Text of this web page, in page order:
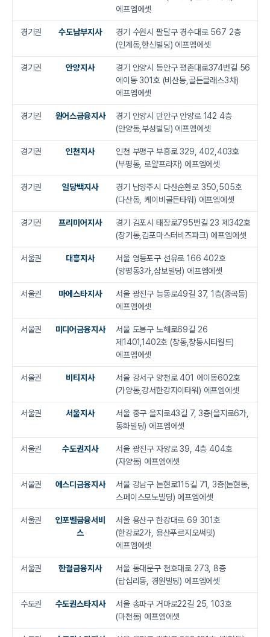
에프엠에셋
경기권 수도남부지사
경기 수원시 팔달구 경수대로 567 2층
(인계동,한신빌딩) 에프엠에셋
경기권 안양지사
경기 안양시 동안구 평촌대로374번길 56
에이동 301호 (비산동,골든클래스3차)
에프엠에셋
경기권 원어스금융지사
경기 안양시 만안구 안양로 142 4층
(안양동,부성빌딩) 에프엠에셋
경기권 인천지사
인천 부평구 부흥로 329, 402,403호
(부평동, 로얄프라자) 에프엠에셋
경기권 일당백지사
경기 남양주시 다산순환로 350,505호
(다산동, 케이비골든타워) 에프엠에셋
경기권 프리미어지사
경기 김포시 태장로795번길 23 제342호
(장기동,김포마스터비즈파크) 에프엠에셋
서울권 대흥지사
서울 영등포구 선유로 166 402호
(양평동3가,삼보빌딩) 에프엠에셋
서울권 마에스타지사
서울 광진구 능동로49길 37, 1층(중곡동)
에프엠에셋
서울권 미디어금융지사
서울 도봉구 노해로69길 26
제1401,1402호 (창동,창동시티월드)
에프엠에셋
서울권 비티지사
서울 강서구 양천로 401 에이동602호
(가양동,강서한강자이타워) 에프엠에셋
서울권 서울지사
서울 중구 을지로43길 7, 3층(을지로6가,
동화빌딩) 에프엠에셋
서울권 수도권지사
서울 광진구 자양로 39, 4층 404호
(자양동) 에프엠에셋
서울권 에스디금융지사
서울 강남구 논현로115길 71, 3층(논현동,
스페이스모노빌딩) 에프엠에셋
서울권
인포벨금융서비
스
서울 용산구 한강대로 69 301호
(한강로2가, 용산푸르지오써밋)
에프엠에셋
서울권 한결금융지사
서울 동대문구 천호대로 273, 8층
(답십리동, 경원빌딩) 에프엠에셋
수도권 수도권스타지사
서울 송파구 거마로22길 25, 103호
(마천동) 에프엠에셋